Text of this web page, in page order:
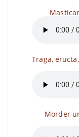
Traga,
Morder